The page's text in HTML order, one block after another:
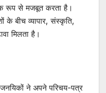
रूप से मजबूत करता है।
के बीच व्यापार, संस्कृति,
मिलता है।
ने अपने परिचय-पत्र